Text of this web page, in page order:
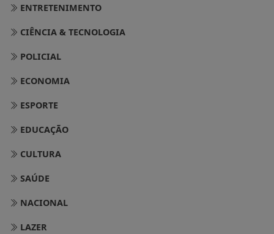
ENTRETENIMENTO
CIÊNCIA & TECNOLOGIA
POLICIAL
ECONOMIA
ESPORTE
EDUCAÇÃO
CULTURA
SAÚDE
NACIONAL
LAZER